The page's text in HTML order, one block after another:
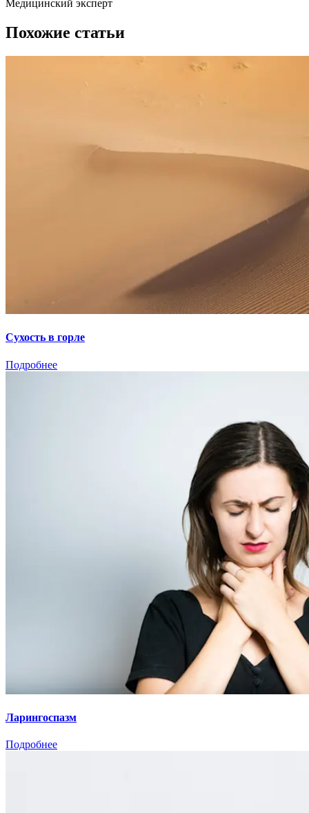
Медицинский эксперт
Похожие статьи
Сухость в горле
Подробнее
Ларингоспазм
Подробнее